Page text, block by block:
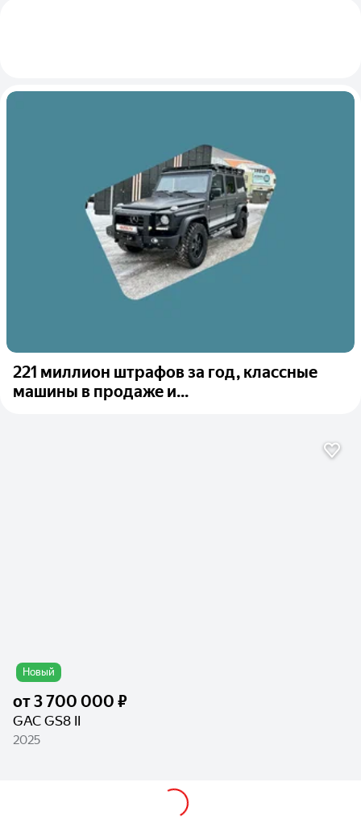
221 миллион штрафов за год, классные
машины в продаже и...
Новый
от3 700 000 ₽
GAC GS8 II
2025